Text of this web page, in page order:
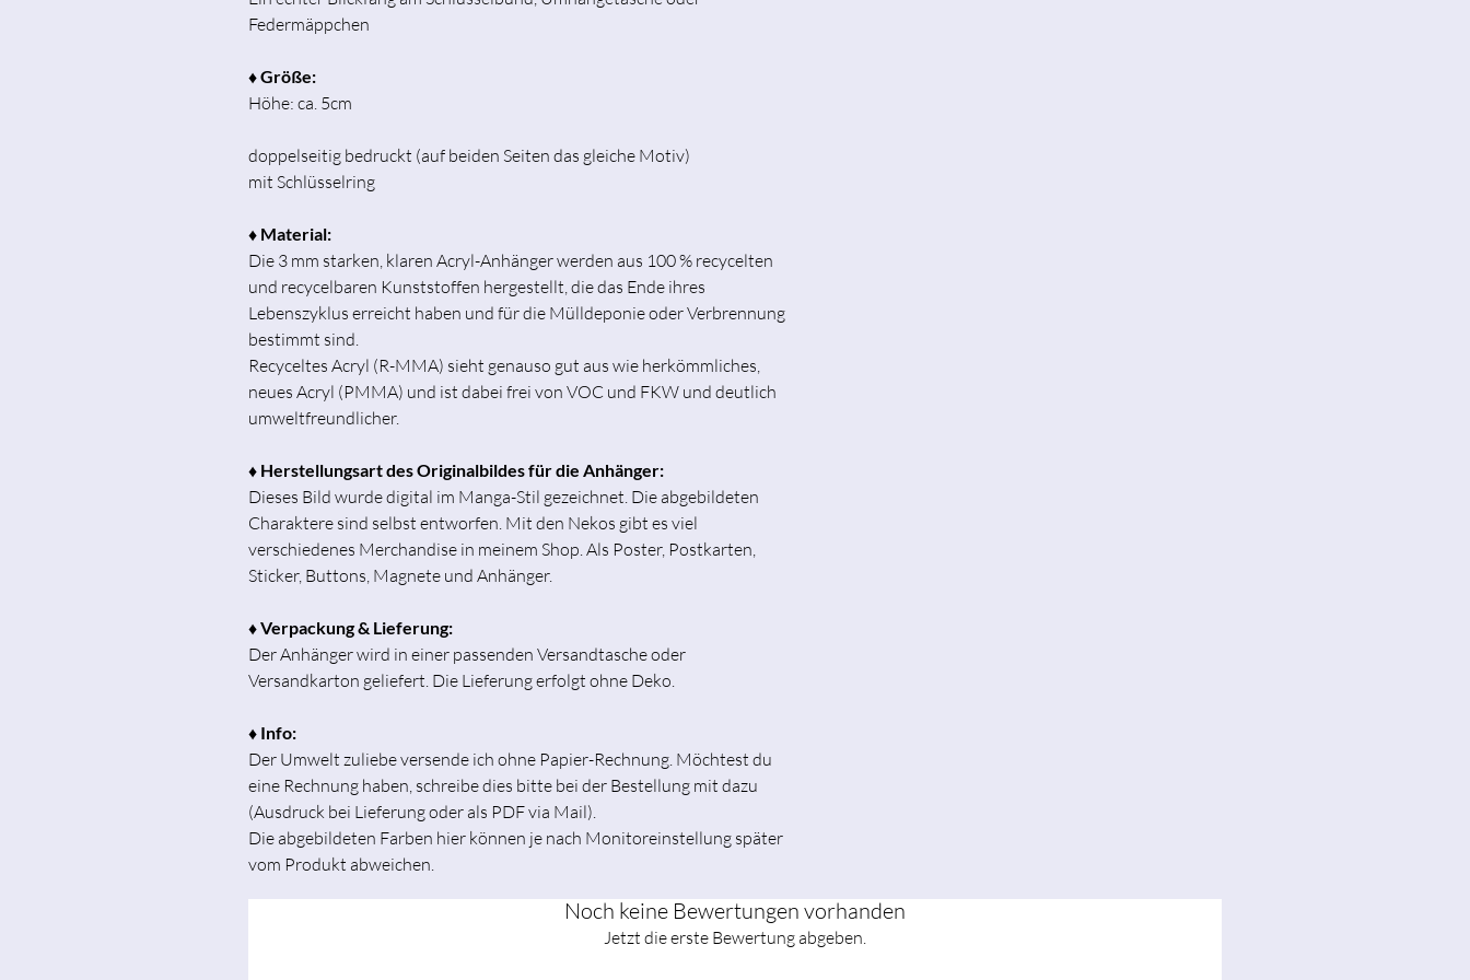
Federmäppchen
♦ Größe:
Höhe: ca. 5cm
doppelseitig bedruckt (auf beiden Seiten das gleiche Motiv)
mit Schlüsselring
♦ Material:
Die 3 mm starken, klaren Acryl-Anhänger werden aus 100 % recycelten
und recycelbaren Kunststoffen hergestellt, die das Ende ihres
Lebenszyklus erreicht haben und für die Mülldeponie oder Verbrennung
bestimmt sind.
Recyceltes Acryl (R-MMA) sieht genauso gut aus wie herkömmliches,
neues Acryl (PMMA) und ist dabei frei von VOC und FKW und deutlich
umweltfreundlicher.
♦ Herstellungsart des Originalbildes für die Anhänger:
Dieses Bild wurde digital im Manga-Stil gezeichnet. Die abgebildeten
Charaktere sind selbst entworfen. Mit den Nekos gibt es viel
verschiedenes Merchandise in meinem Shop. Als Poster, Postkarten,
Sticker, Buttons, Magnete und Anhänger.
♦ Verpackung & Lieferung:
Der Anhänger wird in einer passenden Versandtasche oder
Versandkarton geliefert. Die Lieferung erfolgt ohne Deko.
♦ Info:
Der Umwelt zuliebe versende ich ohne Papier-Rechnung. Möchtest du
eine Rechnung haben, schreibe dies bitte bei der Bestellung mit dazu
(Ausdruck bei Lieferung oder als PDF via Mail).
Die abgebildeten Farben hier können je nach Monitoreinstellung später
vom Produkt abweichen.
Noch keine Bewertungen vorhanden
Jetzt die erste Bewertung abgeben.